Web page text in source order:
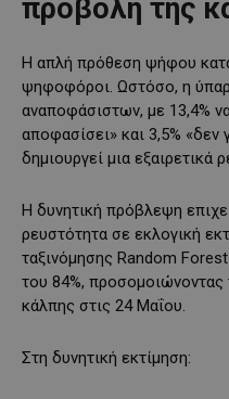
προβολή της
Η απλή πρόθεση ψήφου
ψηφοφόροι. Ωστόσο, η
αναποφάσιστων, με 13,4%
αποφασίσει» και 3,5%
δημιουργεί μια εξαιρετικά
Η δυνητική πρόβλεψη
ρευστότητα σε εκλογική
ταξινόμησης Random
του 84%, προσομοιώνοντας
κάλπης στις 24 Μαΐου.
Στη δυνητική εκτίμηση: